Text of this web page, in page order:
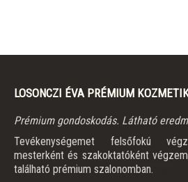
LOSONCZI ÉVA PRÉMIUM
Prémium gondoskodás. Látható
Tevékenységemet felsőfokú
mesterként és szakoktatóként
található prémium szalonomban.